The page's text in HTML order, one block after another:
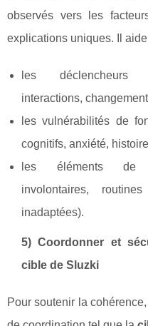
observés vers les
explications uniques. Il
les déclencheurs
interactions,
les vulnérabilités de
cognitifs, anxiété,
les éléments de
involontaires,
inadaptées).
5) Coordonner et
cible de Sluzki
Pour soutenir la